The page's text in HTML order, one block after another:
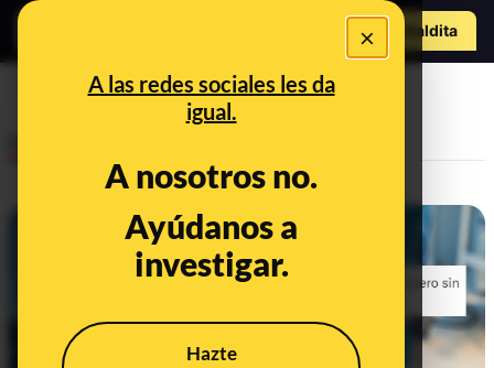
×
A las redes sociales les da
igual.
A nosotros no.
Ayúdanos a
investigar.
Hazte
Hazte Maldita
tráfico ilegal